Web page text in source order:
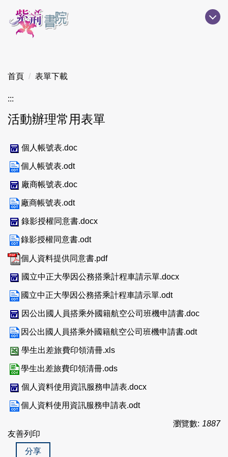
到
區
首頁 表單下載
:::
活動辦理常用表單
個人帳號表.doc
個人帳號表.odt
廠商帳號表.doc
廠商帳號表.odt
錄影授權同意書.docx
錄影授權同意書.odt
個人資料提供同意書.pdf
國立中正大學因公務搭乘計程車請示單.docx
國立中正大學因公務搭乘計程車請示單.odt
因公出國人員搭乘外國籍航空公司班機申請書.doc
因公出國人員搭乘外國籍航空公司班機申請書.odt
學生出差旅費印領清冊.xls
學生出差旅費印領清冊.ods
個人資料使用資訊服務申請表.docx
個人資料使用資訊服務申請表.odt
瀏覽數: 1887
友善列印
分享